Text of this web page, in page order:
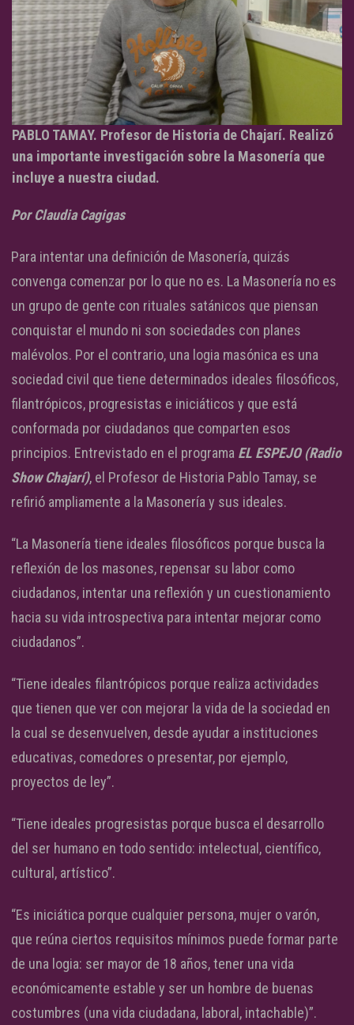
PABLO TAMAY. Profesor de Historia de Chajarí. Realizó
una importante investigación sobre la Masonería que
incluye a nuestra ciudad.
Por Claudia Cagigas
Para intentar una definición de Masonería, quizás
convenga comenzar por lo que no es. La Masonería no es
un grupo de gente con rituales satánicos que piensan
conquistar el mundo ni son sociedades con planes
malévolos. Por el contrario, una logia masónica es una
sociedad civil que tiene determinados ideales filosóficos,
filantrópicos, progresistas e iniciáticos y que está
conformada por ciudadanos que comparten esos
principios. Entrevistado en el programa EL ESPEJO (Radio
Show Chajarí), el Profesor de Historia Pablo Tamay, se
refirió ampliamente a la Masonería y sus ideales.
“La Masonería tiene ideales filosóficos porque busca la
reflexión de los masones, repensar su labor como
ciudadanos, intentar una reflexión y un cuestionamiento
hacia su vida introspectiva para intentar mejorar como
ciudadanos”.
“Tiene ideales filantrópicos porque realiza actividades
que tienen que ver con mejorar la vida de la sociedad en
la cual se desenvuelven, desde ayudar a instituciones
educativas, comedores o presentar, por ejemplo,
proyectos de ley”.
“Tiene ideales progresistas porque busca el desarrollo
del ser humano en todo sentido: intelectual, científico,
cultural, artístico”.
“Es iniciática porque cualquier persona, mujer o varón,
que reúna ciertos requisitos mínimos puede formar parte
de una logia: ser mayor de 18 años, tener una vida
económicamente estable y ser un hombre de buenas
costumbres (una vida ciudadana, laboral, intachable)”.